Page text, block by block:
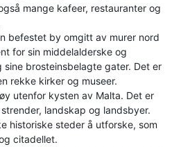
mange kafeer, restauranter og
befestet by omgitt av murer nord
for sin middelalderske og
brosteinsbelagte gater. Det er
rekke kirker og museer.
utenfor kysten av Malta. Det er
landskap og landsbyer.
historiske steder å utforske, som
citadellet.